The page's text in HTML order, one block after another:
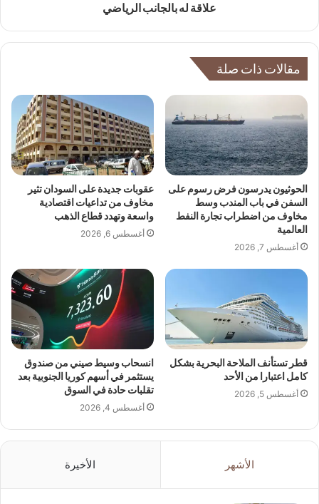
علاقة له بالجانب الرياضي
مقالات ذات صلة
الحوثيون يدرسون فرض رسوم على
السفن في باب المندب وسط
مخاوف من اضطراب تجارة النفط
العالمية
أغسطس 7, 2026
عقوبات جديدة على السودان تثير
مخاوف من تداعيات اقتصادية
واسعة وتهدد قطاع الذهب
أغسطس 6, 2026
قطر تستأنف الملاحة البحرية بشكل
كامل اعتبارا من الأحد
أغسطس 5, 2026
انسحاب وسيط صيني من صندوق
يستثمر في أسهم كوريا الجنوبية بعد
تقلبات حادة في السوق
أغسطس 4, 2026
الأشهر الأخيرة